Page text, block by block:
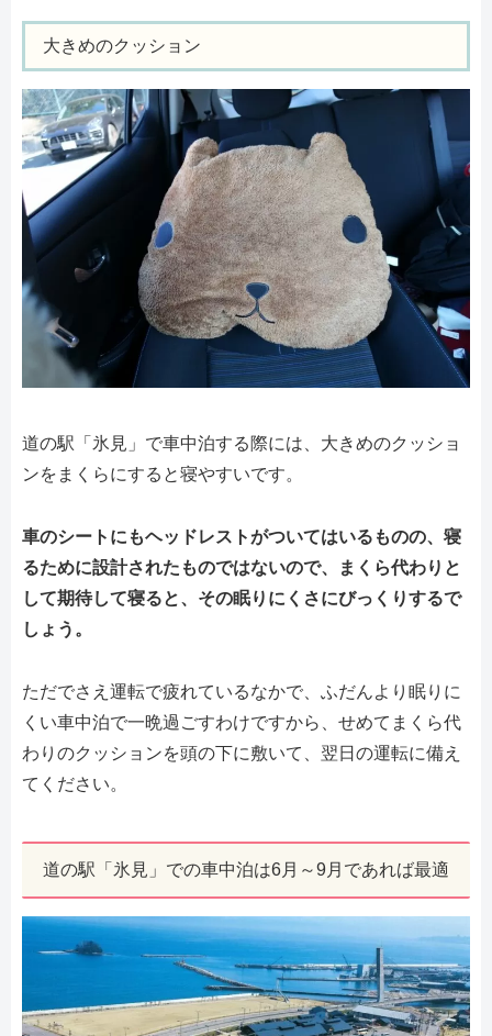
大きめのクッション
道の駅「氷見」で車中泊する際には、大きめのクッショ
ンをまくらにすると寝やすいです。
車のシートにもヘッドレストがついてはいるものの、寝
るために設計されたものではないので、まくら代わりと
して期待して寝ると、その眠りにくさにびっくりするで
しょう。
ただでさえ運転で疲れているなかで、ふだんより眠りに
くい車中泊で一晩過ごすわけですから、せめてまくら代
わりのクッションを頭の下に敷いて、翌日の運転に備え
てください。
道の駅「氷見」での車中泊は6月～9月であれば最適